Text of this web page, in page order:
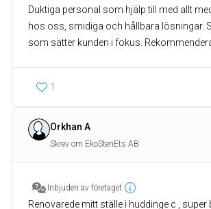
Duktiga personal som hjälp till med allt
hos oss, smidiga och hållbara lösningar.
som sätter kunden i fokus.
1
Orkhan A
Skrev om EkoStenEts AB
Inbjuden av företaget
Renovarede mitt ställe i huddinge c , super